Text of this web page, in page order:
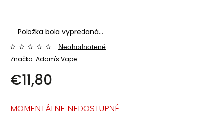
Položka bola vypredaná…
Značka: Adam's Vape
Neohodnotené
€11,80
MOMENTÁLNE NEDOSTUPNÉ